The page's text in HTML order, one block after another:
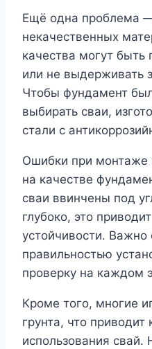
Ещё одна проблема
некачественных
качества могут
или не выдерживать
Чтобы фундамент
выбирать сваи,
стали с
Ошибки при монтаже
на качестве
сваи ввинчены под
глубоко, это
устойчивости. Важно
правильностью
проверку на каждом
Кроме того, многие
грунта, что приводит
использования